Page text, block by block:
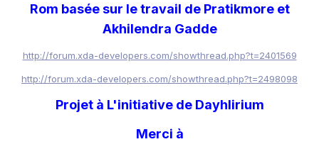
Rom basée sur le travail de Pratikmore et
Akhilendra Gadde
http://forum.xda-developers.com/showthread.php?t=2401569
http://forum.xda-developers.com/showthread.php?t=2498098
Projet à L'initiative de Dayhlirium
Merci à